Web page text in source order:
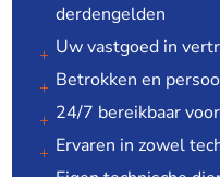
derdengelden
Uw vastgoed in
Betrokken en
24/7 bereikbaar
Ervaren in zowel